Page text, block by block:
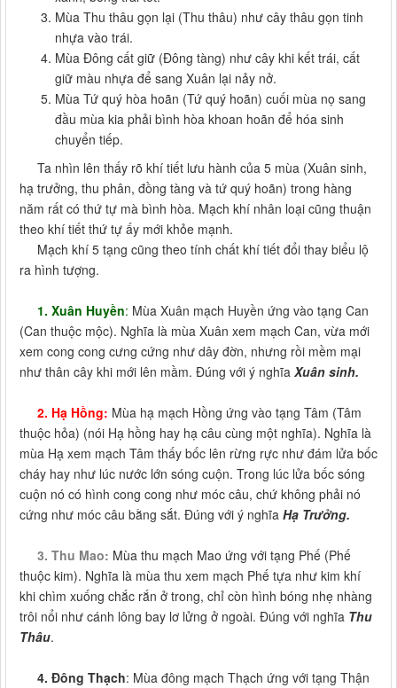
Mùa Thu thâu gọn lại (Thu thâu) như cây thâu gọn tinh
nhựa vào trái.
Mùa Đông cất giữ (Đông tàng) như cây khi kết trái, cất
giữ màu nhựa để sang Xuân lại nảy nở.
Mùa Tứ quý hòa hoãn (Tứ quý hoãn) cuối mùa nọ sang
đầu mùa kia phải bình hòa khoan hoãn để hóa sinh
chuyển tiếp.
Ta nhìn lên thấy rõ khí tiết lưu hành của 5 mùa (Xuân sinh,
hạ trưởng, thu phân, đồng tàng và tứ quý hoãn) trong hàng
năm rất có thứ tự mà bình hòa. Mạch khí nhân loại cũng thuận
theo khí tiết thứ tự ấy mới khỏe mạnh.
Mạch khí 5 tạng cũng theo tính chất khí tiết đổi thay biểu lộ
ra hình tượng.
1. Xuân Huyền: Mùa Xuân mạch Huyền ứng vào tạng Can
(Can thuộc mộc). Nghĩa là mùa Xuân xem mạch Can, vừa mới
xem cong cong cưng cứng như dây đờn, nhưng rồi mềm mại
như thân cây khi mới lên mầm. Đúng với ý nghĩa Xuân sinh.
2. Hạ Hồng: Mùa hạ mạch Hồng ứng vào tạng Tâm (Tâm
thuộc hỏa) (nói Hạ hồng hay hạ câu cùng một nghĩa). Nghĩa là
mùa Hạ xem mạch Tâm thấy bốc lên rừng rực như đám lửa bốc
cháy hay như lúc nước lớn sóng cuộn. Trong lúc lửa bốc sóng
cuộn nó có hình cong cong như móc câu, chứ không phải nó
cứng như móc câu bằng sắt. Đúng với ý nghĩa Hạ Trưởng.
3. Thu Mao: Mùa thu mạch Mao ứng với tạng Phế (Phế
thuộc kim). Nghĩa là mùa thu xem mạch Phế tựa như kim khí
khi chìm xuống chắc rắn ở trong, chỉ còn hình bóng nhẹ nhàng
trôi nổi như cánh lông bay lơ lửng ở ngoài. Đúng với nghĩa Thu
Thâu.
4. Đông Thạch: Mùa đông mạch Thạch ứng với tạng Thận